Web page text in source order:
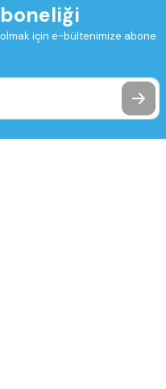
için e-bültenimize abone